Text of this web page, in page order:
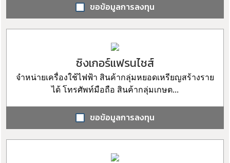
ขอข้อมูลการลงทุน
ซิงเกอร์แฟรนไชส์
จำหน่ายเครื่องใช้ไฟฟ้า สินค้ากลุ่มหยอดเหรียญสร้างราย
ได้ โทรศัพท์มือถือ สินค้ากลุ่มเกษต...
ขอข้อมูลการลงทุน